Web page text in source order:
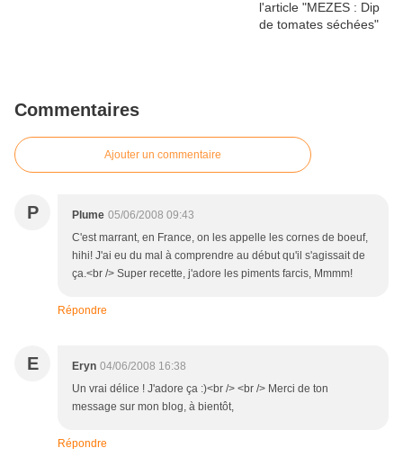
Commentaires
Ajouter un commentaire
P Plume 05/06/2008 09:43
C'est marrant, en France, on les appelle les cornes de boeuf,
hihi! J'ai eu du mal à comprendre au début qu'il s'agissait de
ça.<br /> Super recette, j'adore les piments farcis, Mmmm!
Répondre
E Eryn 04/06/2008 16:38
Un vrai délice ! J'adore ça :)<br /> <br /> Merci de ton
message sur mon blog, à bientôt,
Répondre